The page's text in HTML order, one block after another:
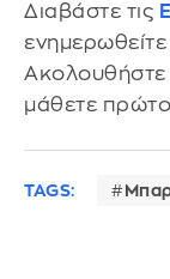
Διαβάστε τις
Ακολουθήστε
μάθετε
TAGS: